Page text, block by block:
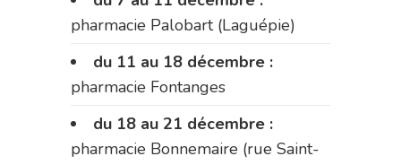
pharmacie Palobart (Laguépie)
du 11 au 18 décembre :
pharmacie Fontanges
du 18 au 21 décembre :
pharmacie Bonnemaire (rue Saint-